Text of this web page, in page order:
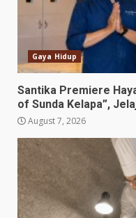
Gaya Hidup
Santika Premiere
of Sunda Kelapa”,
August 7, 2026